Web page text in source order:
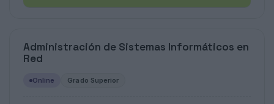
Administración de Sistemas Informáticos en
Red
Online Grado Superior